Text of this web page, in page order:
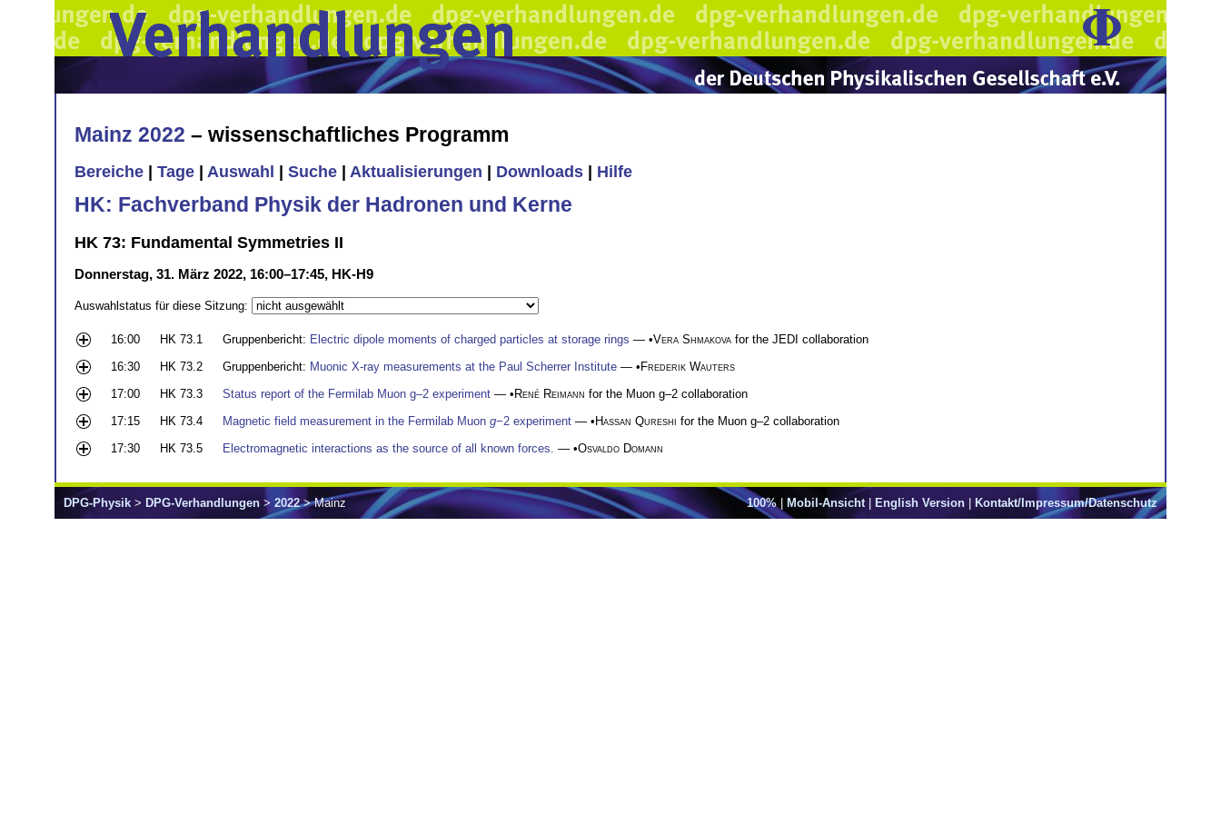
Mainz 2022 – wissenschaftliches Programm
Bereiche Tage Auswahl Suche Aktualisierungen Downloads Hilfe
HK: Fachverband Physik der Hadronen und Kerne
HK 73: Fundamental Symmetries II
Donnerstag, 31. März 2022, 16:00–17:45, HK-H9
Auswahlstatus für diese Sitzung:
16:00 HK 73.1 Gruppenbericht: Electric dipole moments of charged particles at storage rings — •Vera Shmakova for the JEDI collaboration
16:30
HK 73.2 Gruppenbericht: Muonic X-ray measurements at the Paul Scherrer Institute — •Frederik Wauters
17:00
HK 73.3 Status report of the Fermilab Muon g–2 experiment — •René Reimann for the Muon g–2 collaboration
17:15
HK 73.4 Magnetic field measurement in the Fermilab Muon g−2 experiment — •Hassan Qureshi for the Muon g–2 collaboration
17:30
HK 73.5 Electromagnetic interactions as the source of all known forces. — •Osvaldo Domann
100%| Mobil-Ansicht | English Version | Kontakt/Impressum/Datenschutz
DPG-Physik > DPG-Verhandlungen > 2022> Mainz